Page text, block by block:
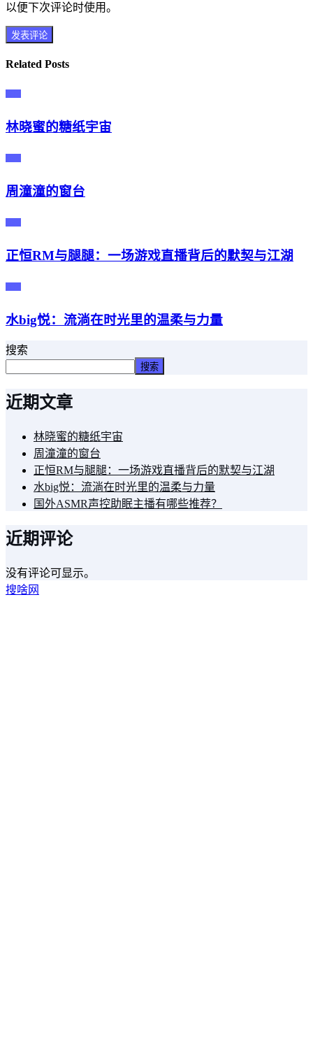
以便下次评论时使用。
Related Posts
林晓蜜的糖纸宇宙
周潼潼的窗台
正恒RM与腿腿：一场游戏直播背后的默契与江湖
水big悦：流淌在时光里的温柔与力量
搜索
搜索
近期文章
林晓蜜的糖纸宇宙
周潼潼的窗台
正恒RM与腿腿：一场游戏直播背后的默契与江湖
水big悦：流淌在时光里的温柔与力量
国外ASMR声控助眠主播有哪些推荐？
近期评论
没有评论可显示。
搜啥网